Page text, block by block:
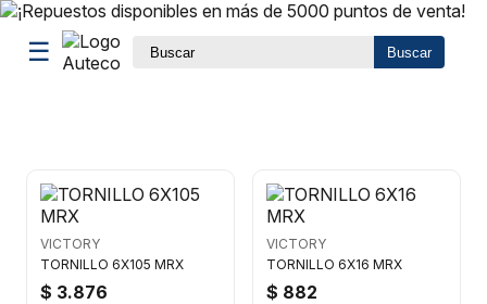
☰ Buscar
VICTORY
TORNILLO 6X105 MRX
$ 3.876
VICTORY
TORNILLO 6X16 MRX
$ 882